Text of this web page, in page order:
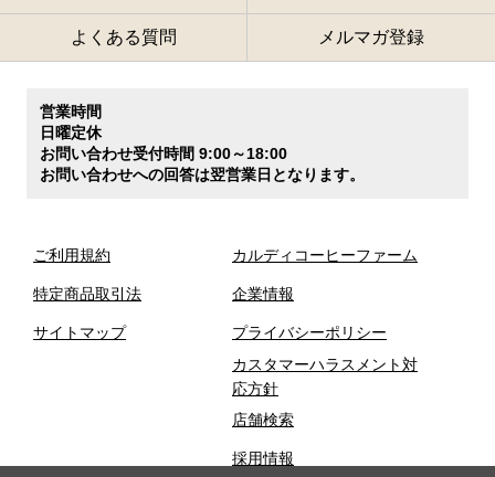
よくある質問 メルマガ登録
営業時間
日曜定休
お問い合わせ受付時間 9:00～18:00
お問い合わせへの回答は翌営業日となります。
ご利用規約
特定商品取引法
サイトマップ
カルディコーヒーファーム
企業情報
プライバシーポリシー
カスタマーハラスメント対
応方針
店舗検索
採用情報